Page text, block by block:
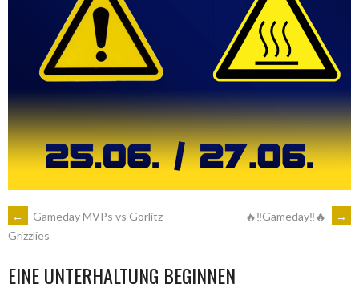
ARTIKEL-
NAVIGATION
←
Gameday MVPs vs Görlitz
Grizzlies
🔥‼Gameday‼🔥 →
EINE UNTERHALTUNG BEGINNEN